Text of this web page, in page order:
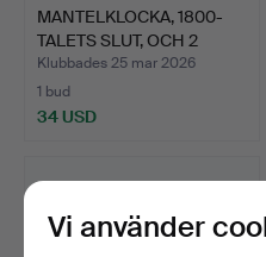
MANTELKLOCKA, 1800-
TALETS SLUT, OCH 2
ANDR…
Klubbades 25 mar 2026
1 bud
34 USD
Vi använder